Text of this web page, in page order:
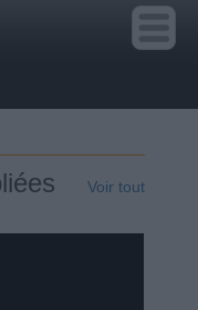
Voir tout